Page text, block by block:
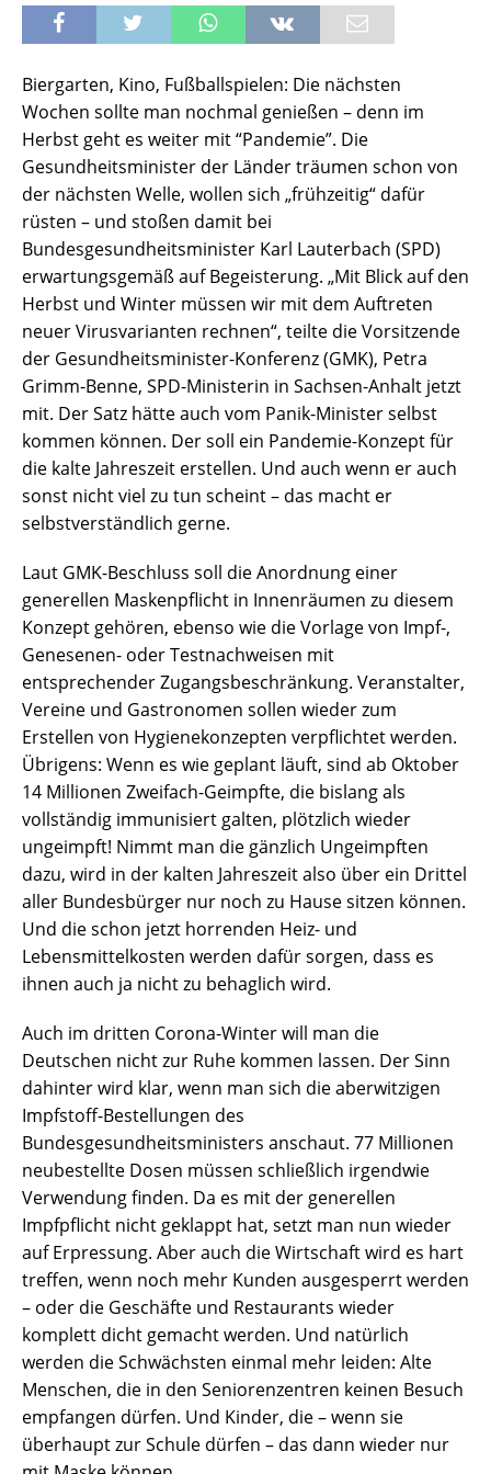
Biergarten, Kino, Fußballspielen: Die nächsten
Wochen sollte man nochmal genießen – denn im
Herbst geht es weiter mit “Pandemie”. Die
Gesundheitsminister der Länder träumen schon von
der nächsten Welle, wollen sich „frühzeitig“ dafür
rüsten – und stoßen damit bei
Bundesgesundheitsminister Karl Lauterbach (SPD)
erwartungsgemäß auf Begeisterung. „Mit Blick auf den
Herbst und Winter müssen wir mit dem Auftreten
neuer Virusvarianten rechnen“, teilte die Vorsitzende
der Gesundheitsminister-Konferenz (GMK), Petra
Grimm-Benne, SPD-Ministerin in Sachsen-Anhalt jetzt
mit. Der Satz hätte auch vom Panik-Minister selbst
kommen können. Der soll ein Pandemie-Konzept für
die kalte Jahreszeit erstellen. Und auch wenn er auch
sonst nicht viel zu tun scheint – das macht er
selbstverständlich gerne.
Laut GMK-Beschluss soll die Anordnung einer
generellen Maskenpflicht in Innenräumen zu diesem
Konzept gehören, ebenso wie die Vorlage von Impf-,
Genesenen- oder Testnachweisen mit
entsprechender Zugangsbeschränkung. Veranstalter,
Vereine und Gastronomen sollen wieder zum
Erstellen von Hygienekonzepten verpflichtet werden.
Übrigens: Wenn es wie geplant läuft, sind ab Oktober
14 Millionen Zweifach-Geimpfte, die bislang als
vollständig immunisiert galten, plötzlich wieder
ungeimpft! Nimmt man die gänzlich Ungeimpften
dazu, wird in der kalten Jahreszeit also über ein Drittel
aller Bundesbürger nur noch zu Hause sitzen können.
Und die schon jetzt horrenden Heiz- und
Lebensmittelkosten werden dafür sorgen, dass es
ihnen auch ja nicht zu behaglich wird.
Auch im dritten Corona-Winter will man die
Deutschen nicht zur Ruhe kommen lassen. Der Sinn
dahinter wird klar, wenn man sich die aberwitzigen
Impfstoff-Bestellungen des
Bundesgesundheitsministers anschaut. 77 Millionen
neubestellte Dosen müssen schließlich irgendwie
Verwendung finden. Da es mit der generellen
Impfpflicht nicht geklappt hat, setzt man nun wieder
auf Erpressung. Aber auch die Wirtschaft wird es hart
treffen, wenn noch mehr Kunden ausgesperrt werden
– oder die Geschäfte und Restaurants wieder
komplett dicht gemacht werden. Und natürlich
werden die Schwächsten einmal mehr leiden: Alte
Menschen, die in den Seniorenzentren keinen Besuch
empfangen dürfen. Und Kinder, die – wenn sie
überhaupt zur Schule dürfen – das dann wieder nur